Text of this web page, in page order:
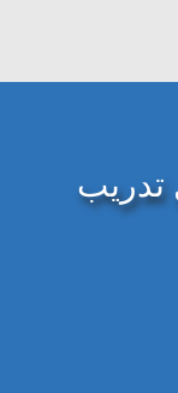
تدريب